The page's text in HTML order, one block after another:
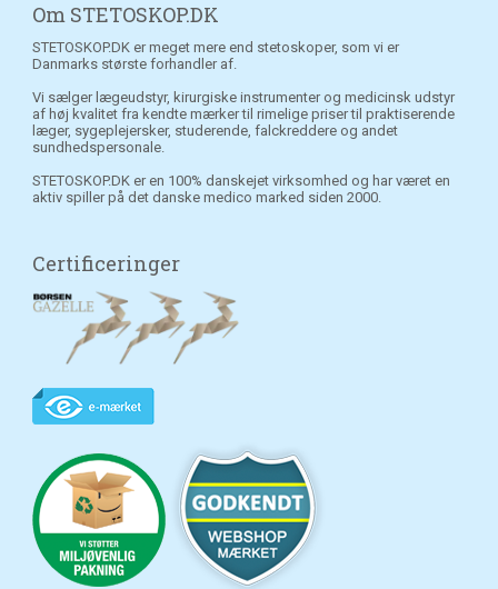
Om STETOSKOP.DK
STETOSKOP.DK er meget mere end stetoskoper, som vi er
Danmarks største forhandler af.
Vi sælger lægeudstyr, kirurgiske instrumenter og medicinsk udstyr
af høj kvalitet fra kendte mærker til rimelige priser til praktiserende
læger, sygeplejersker, studerende, falckreddere og andet
sundhedspersonale.
STETOSKOP.DK er en 100% danskejet virksomhed og har været en
aktiv spiller på det danske medico marked siden 2000.
Certificeringer